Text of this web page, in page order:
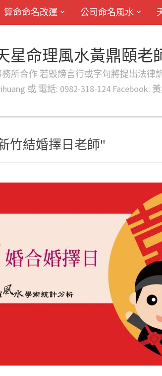
算命命名改運 公司命名風水
星命理風水黃鼎頤老
所合作 若毀謗言行或字句將提出法律
或 電話: 0982-318-124 Facebook:
竹結婚擇日老師"